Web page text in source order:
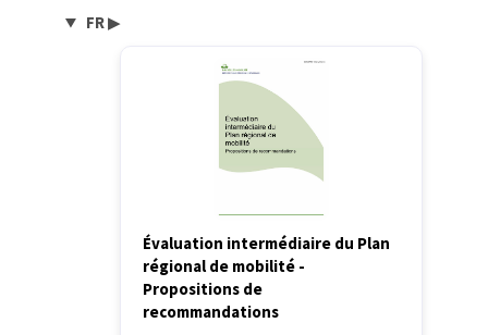
FR▶
Évaluation intermédiaire du Plan
régional de mobilité -
Propositions de
recommandations